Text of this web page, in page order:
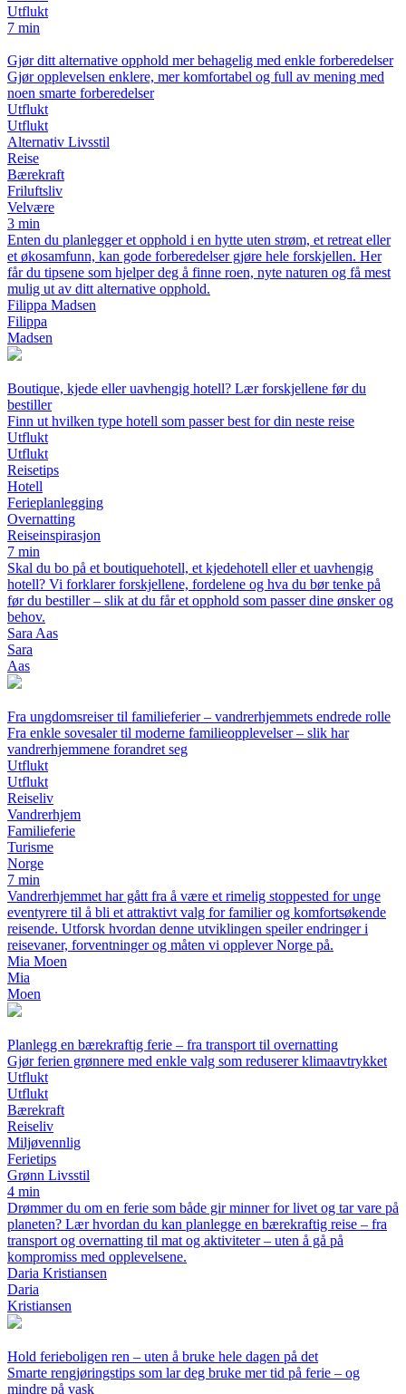
Utflukt
7 min
Gjør ditt alternative opphold mer behagelig med enkle forberedelser
Gjør opplevelsen enklere, mer komfortabel og full av mening med
noen smarte forberedelser
Utflukt
Utflukt
Alternativ Livsstil
Reise
Bærekraft
Friluftsliv
Velvære
3 min
Enten du planlegger et opphold i en hytte uten strøm, et retreat eller
et økosamfunn, kan gode forberedelser gjøre hele forskjellen. Her
får du tipsene som hjelper deg å finne roen, nyte naturen og få mest
mulig ut av ditt alternative opphold.
Filippa Madsen
Filippa
Madsen
Boutique, kjede eller uavhengig hotell? Lær forskjellene før du
bestiller
Finn ut hvilken type hotell som passer best for din neste reise
Utflukt
Utflukt
Reisetips
Hotell
Ferieplanlegging
Overnatting
Reiseinspirasjon
7 min
Skal du bo på et boutiquehotell, et kjedehotell eller et uavhengig
hotell? Vi forklarer forskjellene, fordelene og hva du bør tenke på
før du bestiller – slik at du får et opphold som passer dine ønsker og
behov.
Sara Aas
Sara
Aas
Fra ungdomsreiser til familieferier – vandrerhjemmets endrede rolle
Fra enkle sovesaler til moderne familieopplevelser – slik har
vandrerhjemmene forandret seg
Utflukt
Utflukt
Reiseliv
Vandrerhjem
Familieferie
Turisme
Norge
7 min
Vandrerhjemmet har gått fra å være et rimelig stoppested for unge
eventyrere til å bli et attraktivt valg for familier og komfortsøkende
reisende. Utforsk hvordan denne utviklingen speiler endringer i
reisevaner, forventninger og måten vi opplever Norge på.
Mia Moen
Mia
Moen
Planlegg en bærekraftig ferie – fra transport til overnatting
Gjør ferien grønnere med enkle valg som reduserer klimaavtrykket
Utflukt
Utflukt
Bærekraft
Reiseliv
Miljøvennlig
Ferietips
Grønn Livsstil
4 min
Drømmer du om en ferie som både gir minner for livet og tar vare på
planeten? Lær hvordan du kan planlegge en bærekraftig reise – fra
transport og overnatting til mat og aktiviteter – uten å gå på
kompromiss med opplevelsene.
Daria Kristiansen
Daria
Kristiansen
Hold ferieboligen ren – uten å bruke hele dagen på det
Smarte rengjøringstips som lar deg bruke mer tid på ferie – og
mindre på vask